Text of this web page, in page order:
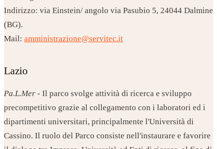
Indirizzo: via Einstein/ angolo via Pasubio 5, 24044 Dalmine
(BG).
Mail: amministrazione@servitec.it
Lazio
Pa.L.Mer - Il parco svolge attività di ricerca e sviluppo
precompetitivo grazie al collegamento con i laboratori ed i
dipartimenti universitari, principalmente l'Università di
Cassino. Il ruolo del Parco consiste nell'instaurare e favorire